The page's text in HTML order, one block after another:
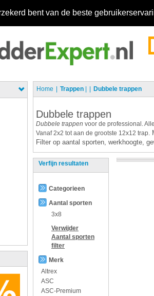
bent van de beste
Home Trappen Dubbele trappen
Dubbele trappen
Dubbele trappen voor de professional.
Vanaf 2x2 tot aan de grootste 12x12 trap.
Filter op aantal sporten, werkhoogte,
Verfijn resultaten
Categorieen
Aantal sporten
3x8
Verwijder
Aantal sporten
filter
Merk
Altrex
ASC
ASC-Premium